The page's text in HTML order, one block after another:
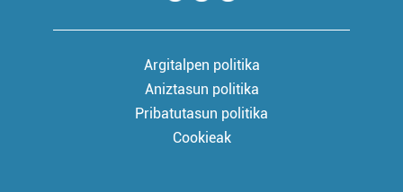
Argitalpen politika
Aniztasun politika
Pribatutasun politika
Cookieak